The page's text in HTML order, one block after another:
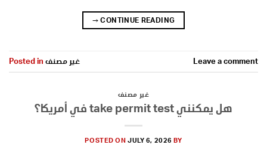
CONTINUE READING
→
Posted in غير مصنف Leave a comment
غير مصنف
هل يمكنني take permit test في أمريكا؟
POSTED ONJULY 6, 2026 BY